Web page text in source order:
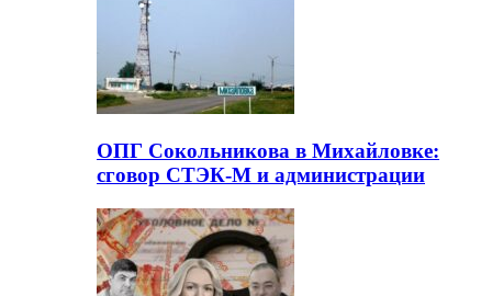
ОПГ Сокольникова в Михайловке:
сговор СТЭК-М и администрации